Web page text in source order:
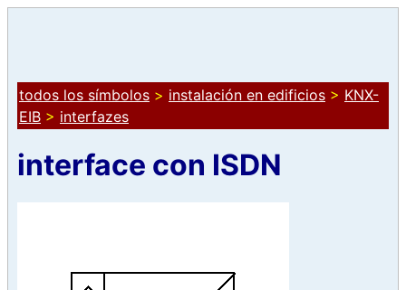
todos los símbolos > instalación en edificios > KNX-
EIB > interfazes
interface con ISDN